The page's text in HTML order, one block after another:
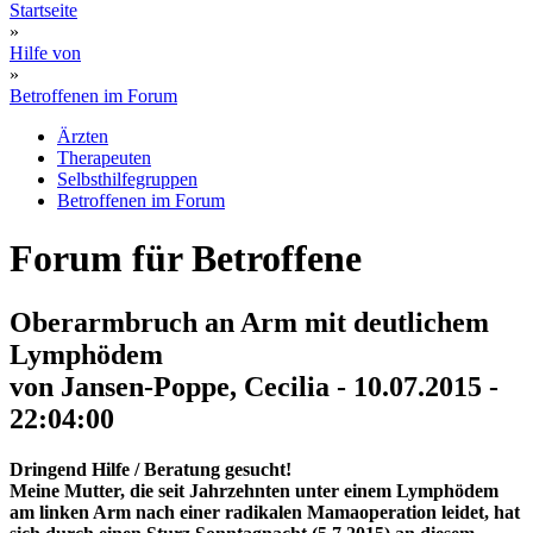
Startseite
»
Hilfe von
»
Betroffenen im Forum
Ärzten
Therapeuten
Selbsthilfegruppen
Betroffenen im Forum
Forum für Betroffene
Oberarmbruch an Arm mit deutlichem
Lymphödem
von Jansen-Poppe, Cecilia - 10.07.2015 -
22:04:00
Dringend Hilfe / Beratung gesucht!
Meine Mutter, die seit Jahrzehnten unter einem Lymphödem
am linken Arm nach einer radikalen Mamaoperation leidet, hat